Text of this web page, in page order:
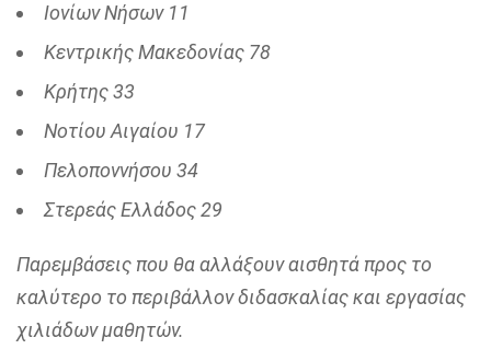
Ιονίων Νήσων 11
Κεντρικής Μακεδονίας 78
Κρήτης 33
Νοτίου Αιγαίου 17
Πελοποννήσου 34
Στερεάς Ελλάδος 29
Παρεμβάσεις που θα αλλάξουν αισθητά προς το
καλύτερο το περιβάλλον διδασκαλίας και εργασίας
χιλιάδων μαθητών.